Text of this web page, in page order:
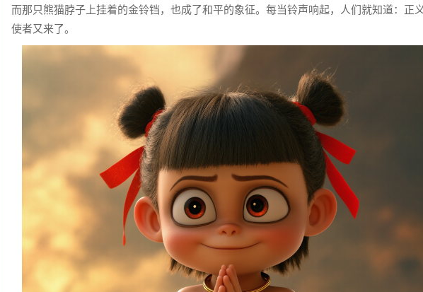
而那只熊猫脖子上挂着的金铃铛，也成了和平的象征。每当铃声响起，人们就知道：正
使者又来了。